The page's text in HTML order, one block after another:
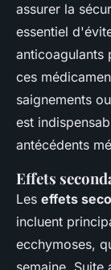
assurer la
essentiel
anticoagulants
ces
saignements
est
antécédents
Effets
Les effets
incluent
ecchymoses,
semaine. Suite